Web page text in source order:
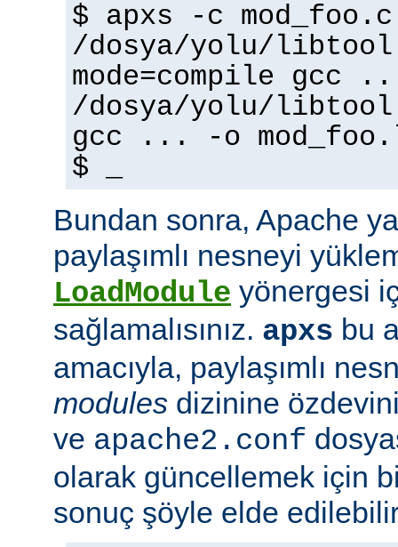
$ apxs -c mod_foo.c
/dosya/yolu/
mode=compile gcc
/dosya/yolu/libtool
gcc ... -o
$ _
Bundan sonra, Apache
paylaşımlı nesneyi
LoadModule yönergesi
sağlamalısınız. apxs bu
amacıyla, paylaşımlı
modules dizinine
ve apache2.conf
olarak güncellemek için
sonuç şöyle elde